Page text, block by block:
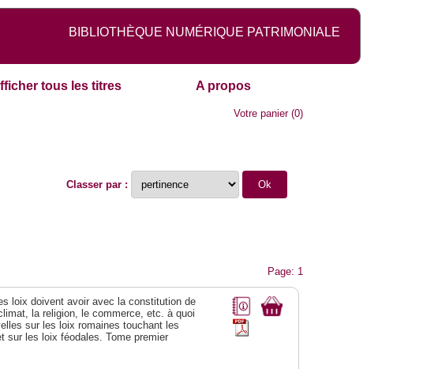
BIBLIOTHÈQUE NUMÉRIQUE PATRIMONIALE
tous les titres A propos
Votre panier(0)
Classer par :
Page: 1
loix doivent avoir avec la constitution de
la religion, le commerce, etc. à quoi
sur les loix romaines touchant les
les loix féodales. Tome premier